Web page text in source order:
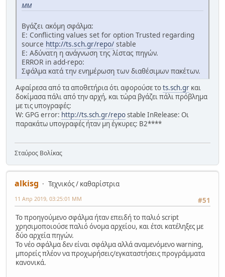
ΜΜ
Βγάζει ακόμη σφάλμα:
E: Conflicting values set for option Trusted regarding
source http://ts.sch.gr/repo/ stable
E: Αδύνατη η ανάγνωση της λίστας πηγών.
ERROR in add-repo:
Σφάλμα κατά την ενημέρωση των διαθέσιμων πακέτων.
Αφαίρεσα από τα αποθετήρια ότι αφορούσε τοts.sch.gr και
δοκίμασα πάλι από την αρχή, και τώρα βγάζει πάλι πρόβλημα
με τις υπογραφές:
W: GPG error: http://ts.sch.gr/repostable InRelease: Οι
παρακάτω υπογραφές ήταν μη έγκυρες: B2****
Σταύρος Βολίκας
alkisg
Τεχνικός / καθαρίστρια
#51
11 Απρ 2019, 03:25:01 ΜΜ
Το προηγούμενο σφάλμα ήταν επειδή το παλιό script
χρησιμοποιούσε παλιό όνομα αρχείου, και έτσι κατέληξες με
δύο αρχεία πηγών.
Το νέο σφάλμα δεν είναι σφάλμα αλλά αναμενόμενο warning,
μπορείς πλέον να προχωρήσεις/εγκαταστήσεις προγράμματα
κανονικά.